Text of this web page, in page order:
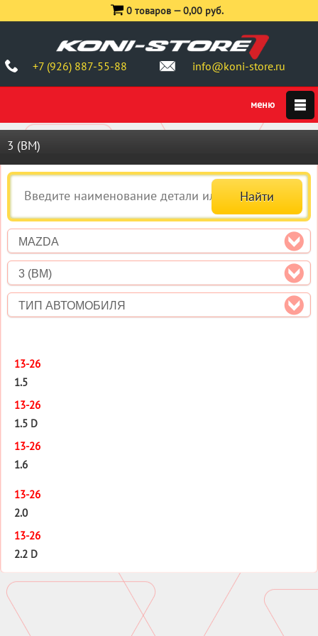
+7 (926) 887-55-88 info@koni-store.ru
0 товаров —0,00 руб.
3 (BM)
MAZDA
3 (BM)
ТИП АВТОМОБИЛЯ
13-26
1.5
13-26
1.5 D
13-26
1.6
13-26
2.0
13-26
2.2 D